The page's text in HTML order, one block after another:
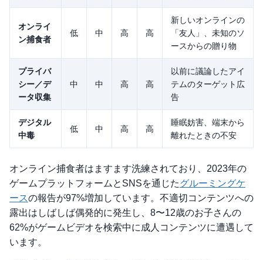
オンライ
ン捕食者
低 中 高 高
新しいオンラインの
「友人」、未知のソ
ースからの贈り物
プライバ
シー／デ
ータ収集
中 中 高 高
以前に議論したアイ
テムのターゲット広
告
デジタル
中毒
低 中 高 高
睡眠妨害、端末から
離れたときの不安
オンライン捕食者はますます洗練されており、2023年の
ゲームプラットフォームとSNSを通じたグルーミングケ
ースの報告が97%増加しています。不適切コンテンツへの
露出はしばしば偶発的に発生し、8〜12歳のお子さんの
62%がゲームビデオを検索中に成人コンテンツに遭遇して
います。